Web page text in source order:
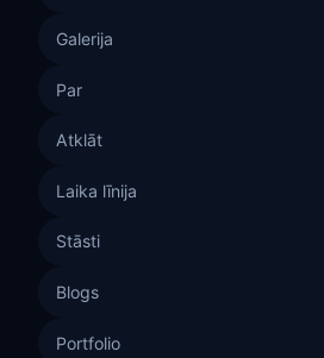
Galerija
Par
Atklāt
Laika līnija
Stāsti
Blogs
Portfolio